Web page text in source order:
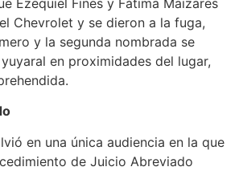
Ezequiel Fines y Fátima Maizares
Chevrolet y se dieron a la fuga,
y la segunda nombrada se
en proximidades del lugar,
en una única audiencia en la que
de Juicio Abreviado